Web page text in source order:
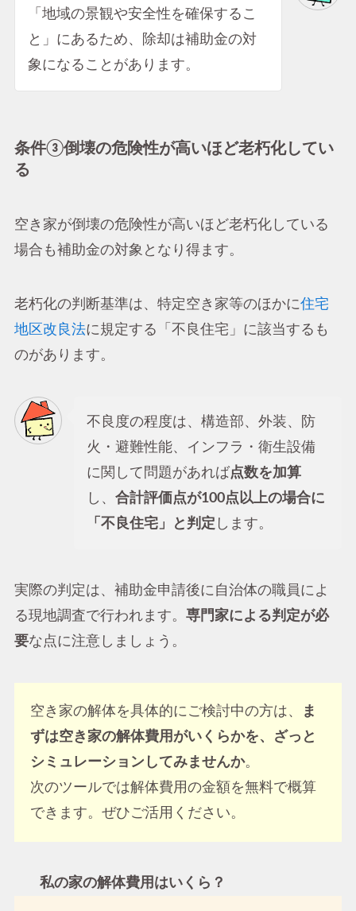
「地域の景観や安全性を確保するこ
と」にあるため、除却は補助金の対
象になることがあります。
条件③倒壊の危険性が高いほど老朽化してい
る
空き家が倒壊の危険性が高いほど老朽化している
場合も補助金の対象となり得ます。
老朽化の判断基準は、特定空き家等のほかに住宅
地区改良法に規定する「不良住宅」に該当するも
のがあります。
不良度の程度は、構造部、外装、防
火・避難性能、インフラ・衛生設備
に関して問題があれば点数を加算
し、合計評価点が100点以上の場合に
「不良住宅」と判定 します。
実際の判定は、補助金申請後に自治体の職員によ
る現地調査で行われます。 専門家による判定が必
要な点に注意しましょう。
空き家の解体を具体的にご検討中の方は、
ま
ずは空き家の解体費用がいくらかを、ざっと
シミュレーションしてみませんか。
次のツールでは解体費用の金額を無料で概算
できます。ぜひご活用ください。
私の家の解体費用はいくら？